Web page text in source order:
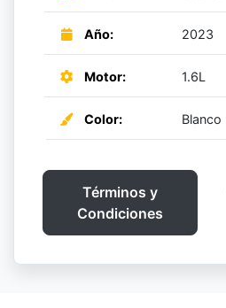
Año: 2023
Motor: 1.6L
Color: Blanco
Términos y
Condiciones